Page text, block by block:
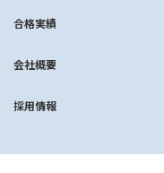
合格実績
会社概要
採用情報